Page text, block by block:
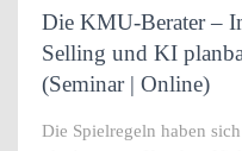
Die KMU-Berater –
Selling und KI
(Seminar | Online)
Die Spielregeln haben